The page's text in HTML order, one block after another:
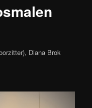
Diana Brok